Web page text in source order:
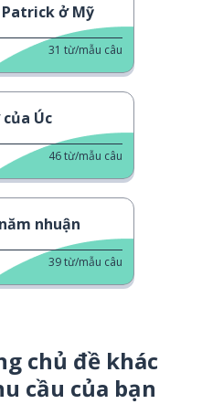
ở Mỹ
31 từ/mẫu câu
Úc
46từ/mẫu câu
nhuận
39từ/mẫu câu
chủ đề khác
cầu của bạn